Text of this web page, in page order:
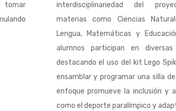
tomar
interdisciplinariedad del
materias como Ciencias
Lengua, Matemáticas y
alumnos participan en diversas
destacando el uso del kit Lego
ensamblar y programar una silla
enfoque promueve la inclusión y
como el deporte paralímpico y